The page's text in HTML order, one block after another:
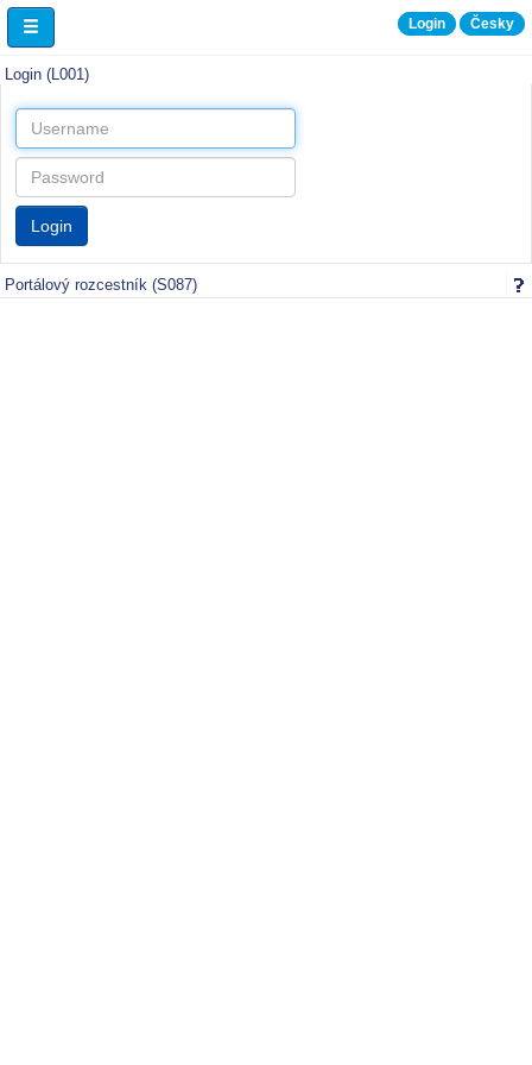
Login Česky
Login (L001)
Portálový rozcestník (S087)